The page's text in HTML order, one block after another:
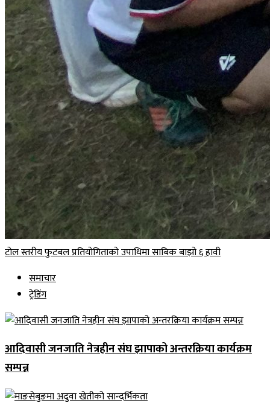
टोल स्तरीय फुटबल प्रतियोगिताको उपाधिमा साबिक बाझो ६ हावी
समाचार
ट्रेडिंग
आदिवासी जनजाति नेत्रहीन संघ झापाको अन्तरक्रिया कार्यक्रम
सम्पन्न